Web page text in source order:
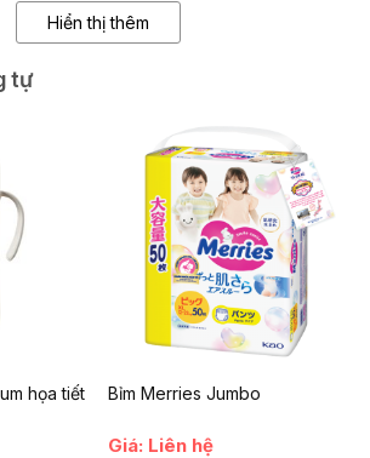
hiện đại, đảm bảo giữ trọn dưỡng chất
Sản phẩm được đóng gói tiện lợi, dễ
, hỗ trợ phát triển xương và răng
đề kháng
, giúp cơ thể chống lại bệnh tật.
ốm
, cải thiện sức khỏe tổng thể.
xương khớp
, tăng cường sự linh hoạt
và bảo quản
ác hoặc thuốc bắc
chất.
Hiển thị thêm
tự
họa tiết
Bỉm Merries Jumbo
Giá: Liên hệ